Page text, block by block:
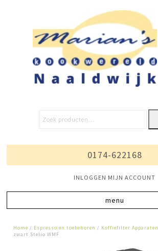
0174-622168
INLOGGEN MIJN ACCOUNT
Home / Espresso en toebehoren / Koffiefilter Apparaten
zwart Stelio WMF